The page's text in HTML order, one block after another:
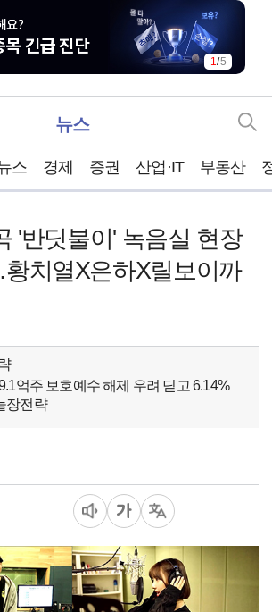
1/5
뉴스
스 경제 증권 산업·IT 부동산
'반딧불이' 녹음실 현장
치열X은하X릴보이까
억주 보호예수 해제 우려 딛고 6.14%
장전략